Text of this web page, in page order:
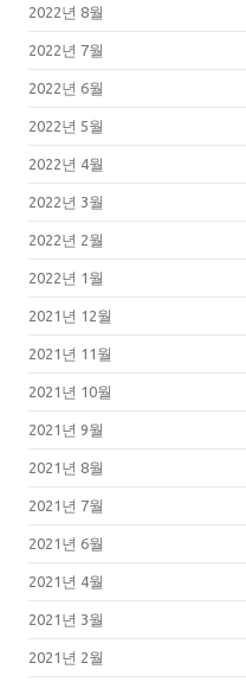
2022년 8월
2022년 7월
2022년 6월
2022년 5월
2022년 4월
2022년 3월
2022년 2월
2022년 1월
2021년 12월
2021년 11월
2021년 10월
2021년 9월
2021년 8월
2021년 7월
2021년 6월
2021년 4월
2021년 3월
2021년 2월